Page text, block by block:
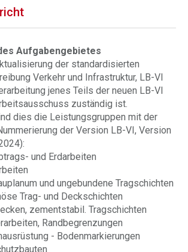
Aufgabengebietes
der standardisierten
Verkehr und Infrastruktur, LB-VI
jenes Teils der neuen LB-VI
zuständig ist.
dies die Leistungsgruppen mit der
der Version LB-VI, Version
und Erdarbeiten
und ungebundene Tragschichten
Trag- und Deckschichten
zementstabil. Tragschichten
Randbegrenzungen
- Bodenmarkierungen